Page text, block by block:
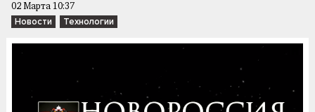
02 Марта 10:37
Новости Технологии